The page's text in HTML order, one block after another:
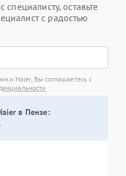
специалисту, оставьте
с радостью
Haier, Вы соглашаетесь с
в Пензе: